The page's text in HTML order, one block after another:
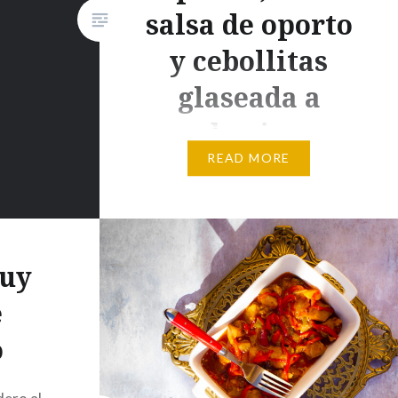
salsa de oporto
y cebollitas
glaseada a
bruin
Origen Inspirada en una receta
escuela Le Cordon Bleu.
Ingredientes (2 personas) 2
codornices30 ml aceite de oliva
30 g mantequilla Sal, pimienta
Relleno: 1 rebanada pan sin
corteza150 g carne de salchicha
blanca 40 g ciruelas pasas
READ MORE